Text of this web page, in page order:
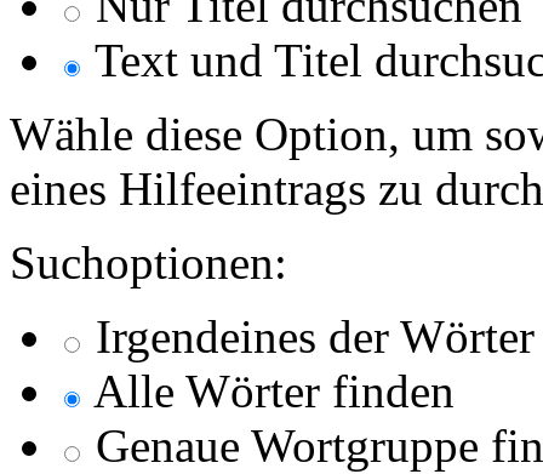
Text und Titel
Wähle diese Option, um
eines Hilfeeintrags zu
Suchoptionen:
Irgendeines der
Alle Wörter finden
Genaue Wortgruppe